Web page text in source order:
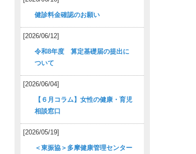
健診料金確認のお願い
[2026/06/12]
令和8年度 算定基礎届の提出に
ついて
[2026/06/04]
【６月コラム】女性の健康・育児
相談窓口
[2026/05/19]
＜東振協＞多摩健康管理センター